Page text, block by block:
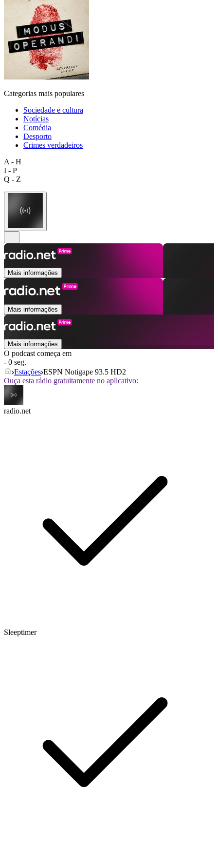
Categorias mais populares
Sociedade e cultura
Notícias
Comédia
Desporto
Crimes verdadeiros
A - H
I - P
Q - Z
Mais informações
Mais informações
Mais informações
O podcast começa em
- 0 seg.
Estações ESPN Notigape 93.5 HD2
Ouça esta rádio gratuitamente no aplicativo:
radio.net
Sleeptimer